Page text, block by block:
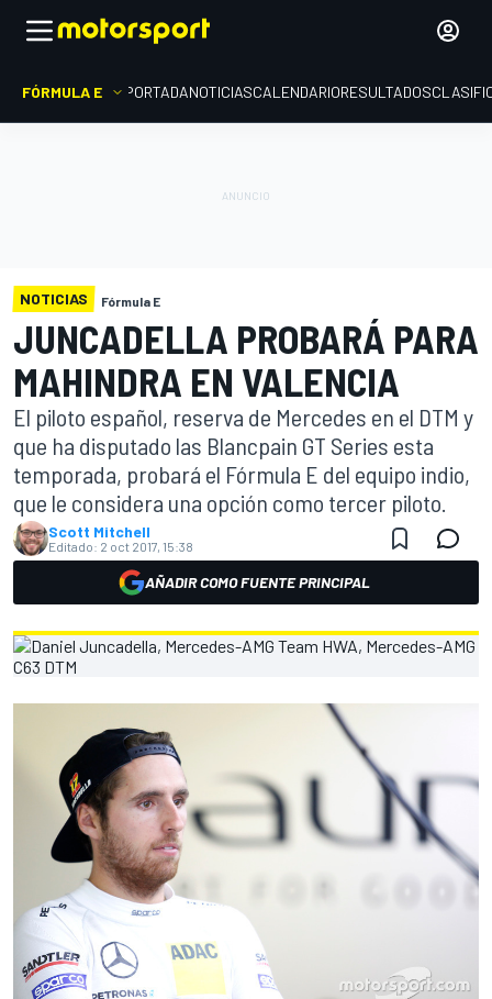
FÓRMULA E PORTADANOTICIASCALENDARIORESULTADOS
NOTICIAS Fórmula E
JUNCADELLA PROBARÁ PARA
MAHINDRA EN VALENCIA
El piloto español, reserva de Mercedes en el DTM y
que ha disputado las Blancpain GT Series esta
temporada, probará el Fórmula E del equipo indio,
que le considera una opción como tercer piloto.
Scott Mitchell
Editado: 2 oct 2017, 15:38
AÑADIR COMO FUENTE PRINCIPAL